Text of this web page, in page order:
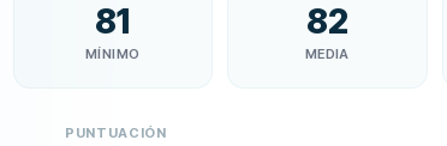
81
MÍNIMO
82
MEDIA
PUNTUACIÓN